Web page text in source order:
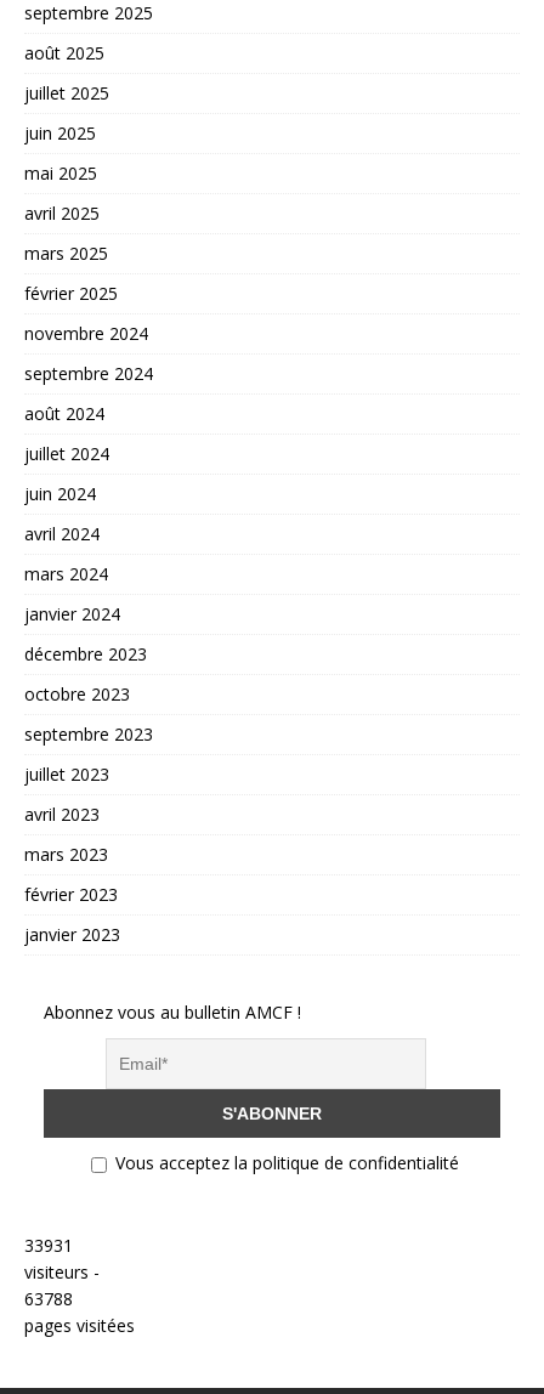
septembre 2025
août 2025
juillet 2025
juin 2025
mai 2025
avril 2025
mars 2025
février 2025
novembre 2024
septembre 2024
août 2024
juillet 2024
juin 2024
avril 2024
mars 2024
janvier 2024
décembre 2023
octobre 2023
septembre 2023
juillet 2023
avril 2023
mars 2023
février 2023
janvier 2023
Abonnez vous au bulletin AMCF !
Vous acceptez la politique de confidentialité
33931
visiteurs -
63788
pages visitées